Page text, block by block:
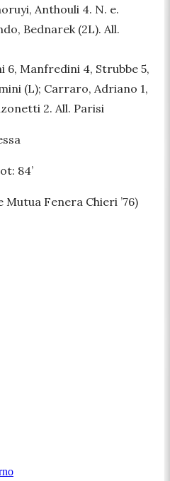
Anthouli 4. N. e.
Bednarek (2L). All.
6, Manfredini 4, Strubbe 5,
(L); Carraro, Adriano 1,
2. All. Parisi
84’
Fenera Chieri ’76)